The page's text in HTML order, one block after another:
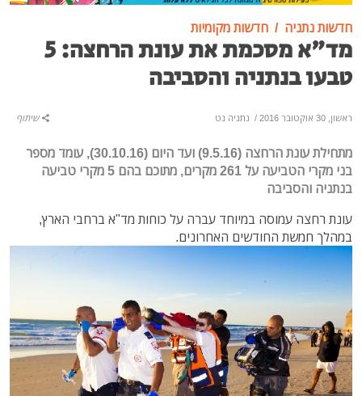
חדשות נתניה חדשות מקומיות
מד"א מסכמת את עונת הרחצה: 5
טבעו בנתניה והסביבה
ראשון, 30 אוקטובר 2016 / נתניה נט שיתוף
מתחילת עונת הרחצה (9.5.16) ועד היום (30.10.16), עומד מספר
בני מקרי הטביעה על 261 מקרים, מתוכם בהם 5 מקרי טביעה
בנתניה והסביבה
עונת רחצה עמוסה במיוחד עברה על כוחות מד"א ברחבי הארץ,
במהלך חמשת החודשים האחרונים.